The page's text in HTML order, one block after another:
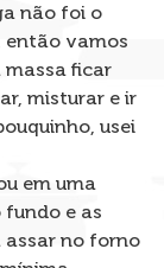
não foi o
então vamos
massa ficar
misturar e ir
usei
em uma
e as
assar no forno